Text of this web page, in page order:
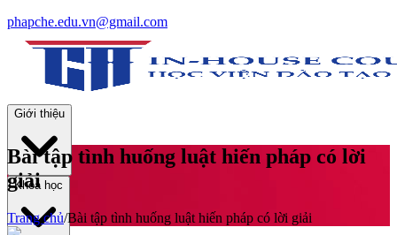
phapche.edu.vn@gmail.com
Giới thiệu
Khoá học
Bài tập tình huống luật hiến pháp có lời
giải
Trang chủ/Bài tập tình huống luật hiến pháp có lời giải